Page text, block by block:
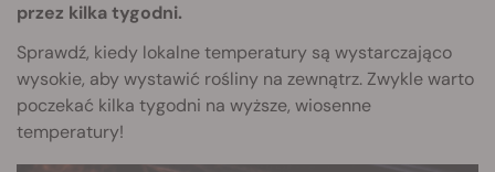
przez kilka tygodni.
Sprawdź, kiedy lokalne temperatury są wystarczająco
wysokie, aby wystawić rośliny na zewnątrz. Zwykle warto
poczekać kilka tygodni na wyższe, wiosenne
temperatury!